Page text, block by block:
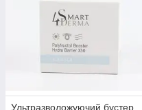
Ультразволожуючий бустер